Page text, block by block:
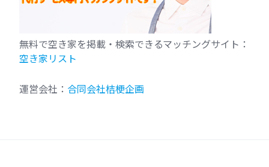
無料で空き家を掲載・検索できるマッチングサイト：
空き家リスト
運営会社： 合同会社桔梗企画